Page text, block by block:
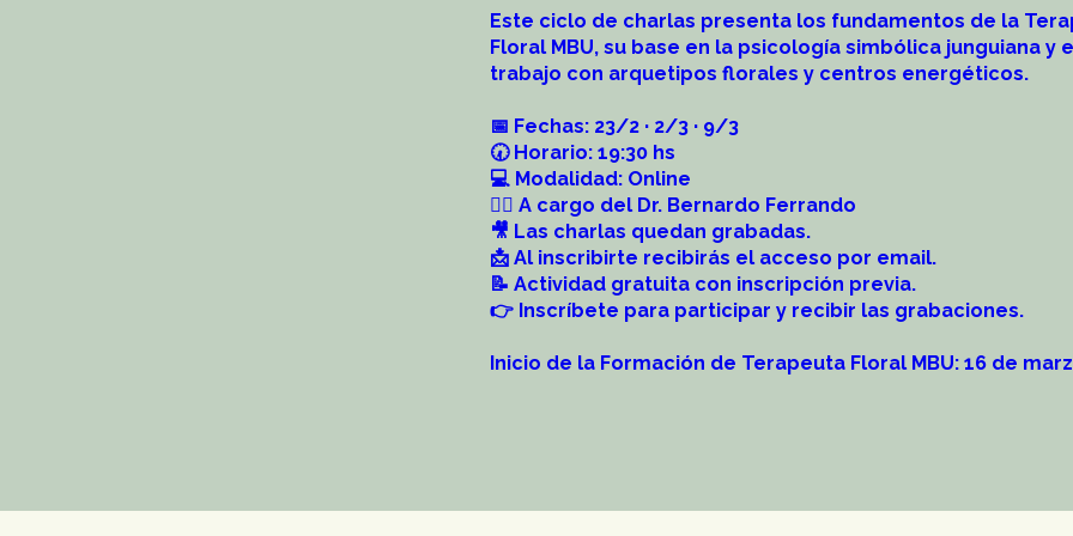
Este ciclo de charlas presenta los fundamentos de la
Floral MBU, su base en la psicología simbólica junguiana y
trabajo con arquetipos florales y centros energéticos.
📅 Fechas: 23/2 · 2/3 · 9/3
🕢 Horario: 19:30 hs
💻 Modalidad: Online
👨‍⚕️ A cargo del Dr. Bernardo Ferrando
🎥 Las charlas quedan grabadas.
📩 Al inscribirte recibirás el acceso por email.
📝 Actividad gratuita con inscripción previa.
👉 Inscríbete para participar y recibir las grabaciones.
Inicio de la Formación de Terapeuta Floral MBU: 16 de